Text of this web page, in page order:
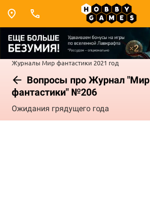
Журналы Мир фантастики 2021 год
Вопросы про Журнал "Мир
фантастики" №206
Ожидания грядущего года